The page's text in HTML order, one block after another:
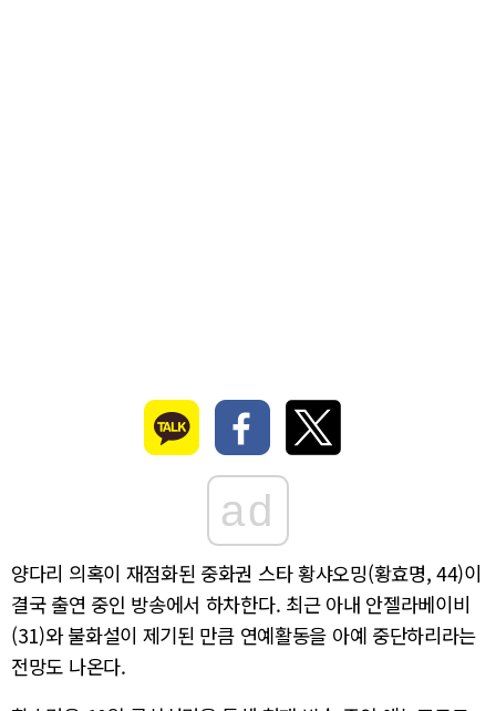
ad
양다리 의혹이 재점화된 중화권 스타 황샤오밍(황효명, 44)이
결국 출연 중인 방송에서 하차한다. 최근 아내 안젤라베이비
(31)와 불화설이 제기된 만큼 연예활동을 아예 중단하리라는
전망도 나온다.